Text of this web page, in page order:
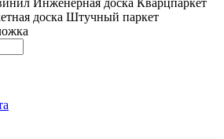
Инженерная доска Кварцпаркет
доска Штучный паркет